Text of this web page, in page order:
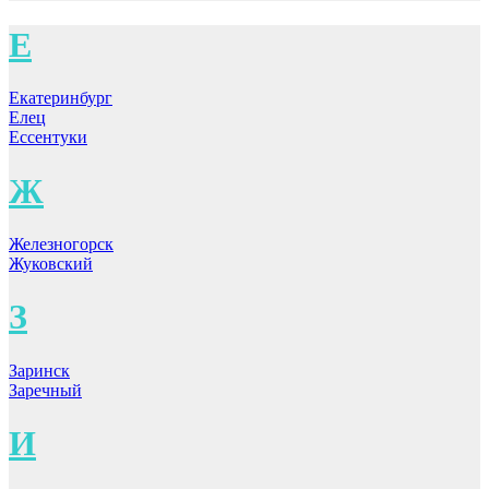
Е
Екатеринбург
Елец
Ессентуки
Ж
Железногорск
Жуковский
З
Заринск
Заречный
И